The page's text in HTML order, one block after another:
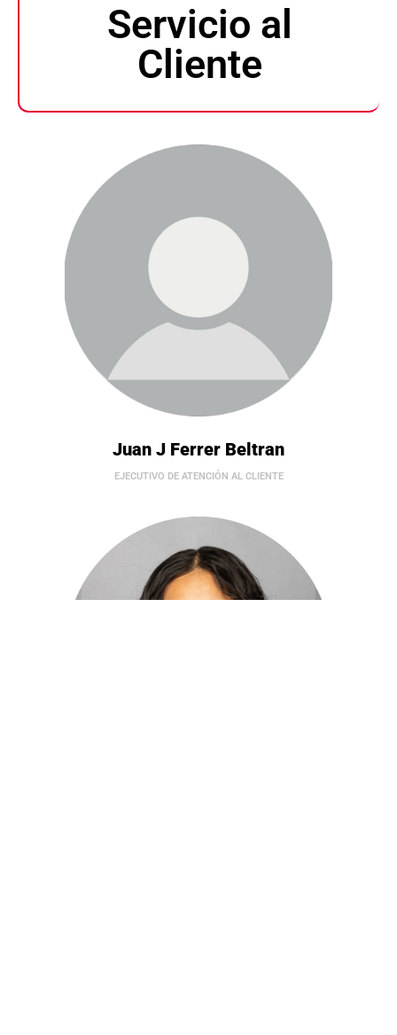
Servicio al
Cliente
Juan J Ferrer Beltran
EJECUTIVO DE ATENCIÓN AL CLIENTE